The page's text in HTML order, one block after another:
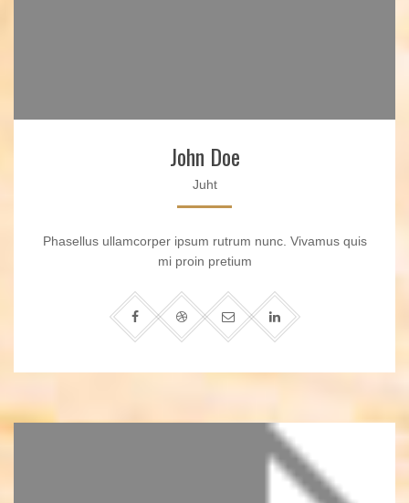
John Doe
Juht
Phasellus ullamcorper ipsum rutrum nunc. Vivamus quis
mi proin pretium